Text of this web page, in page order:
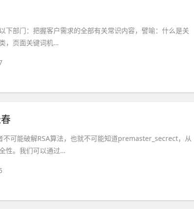
下部门：把握客户需求的全部有关常识内容，譬喻：什么是关
，页面关键词机…
不可能破解RSA算法，也就不可能知道premaster_secrect，从
性。我们可以通过…